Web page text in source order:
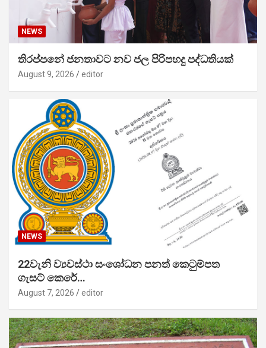
NEWS
තිරප්පනේ ජනතාවට නව ජල පිරිපහදු පද්ධතියක්
August 9, 2026 editor
NEWS
22වැනි ව්‍යවස්ථා සංශෝධන පනත් කෙටුම්පත
ගැසට් කෙරේ…
August 7, 2026 editor